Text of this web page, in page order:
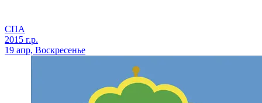
СПА
2015 г.р.
19 апр, Воскресенье